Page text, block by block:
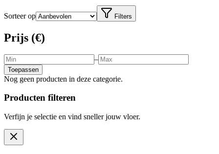
Sorteer op Filters
Prijs (€)
–
Toepassen
Nog geen producten in deze categorie.
Producten filteren
Verfijn je selectie en vind sneller jouw vloer.